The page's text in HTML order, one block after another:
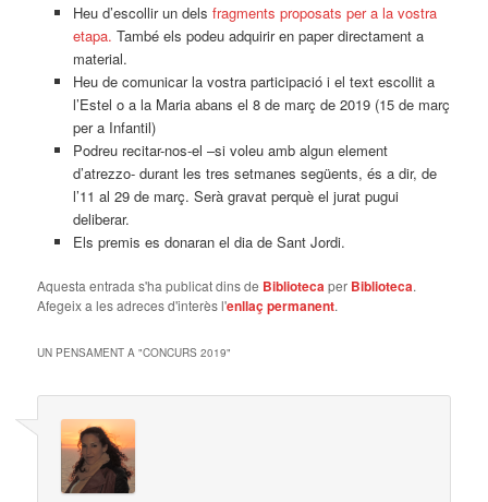
Heu d’escollir un dels fragments proposats per a la vostra
etapa. També els podeu adquirir en paper directament a
material.
Heu de comunicar la vostra participació i el text escollit a
l’Estel o a la Maria abans el 8 de març de 2019 (15 de març
per a Infantil)
Podreu recitar-nos-el –si voleu amb algun element
d’atrezzo- durant les tres setmanes següents, és a dir, de
l’11 al 29 de març. Serà gravat perquè el jurat pugui
deliberar.
Els premis es donaran el dia de Sant Jordi.
Aquesta entrada s'ha publicat dins de Bibliotecaper Biblioteca.
Afegeix a les adreces d'interès l'enllaç permanent.
UN PENSAMENT A "CONCURS 2019"